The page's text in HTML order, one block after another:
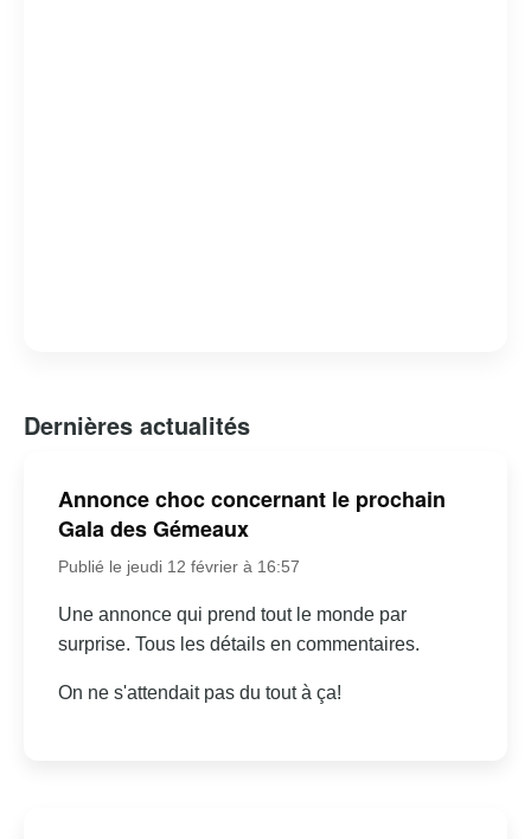
Dernières actualités
Annonce choc concernant le prochain
Gala des Gémeaux
Publié le jeudi 12 février à 16:57
Une annonce qui prend tout le monde par
surprise. Tous les détails en commentaires.
On ne s'attendait pas du tout à ça!